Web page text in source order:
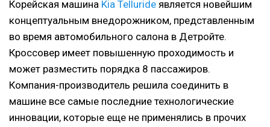
Корейская машина Kia Telluride является новейшим
концептуальным внедорожником, представленным
во время автомобильного салона в Детройте.
Кроссовер имеет повышенную проходимость и
может разместить порядка 8 пассажиров.
Компания-производитель решила соединить в
машине все самые последние технологические
инновации, которые еще не применялись в прочих